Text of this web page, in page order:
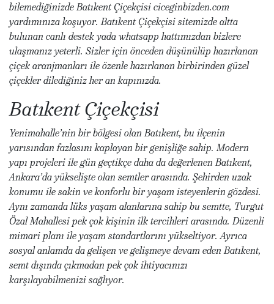
bilemediğinizde Batıkent Çiçekçisi ciceginbizden.com
yardımınıza koşuyor. Batıkent Çiçekçisi sitemizde altta
bulunan canlı destek yada whatsapp hattımızdan bizlere
ulaşmanız yeterli. Sizler için önceden düşünülüp hazırlanan
çiçek aranjmanları ile özenle hazırlanan birbirinden güzel
çiçekler dilediğiniz her an kapınızda.
Batıkent Çiçekçisi
Yenimahalle’nin bir bölgesi olan Batıkent, bu ilçenin
yarısından fazlasını kaplayan bir genişliğe sahip. Modern
yapı projeleri ile gün geçtikçe daha da değerlenen Batıkent,
Ankara’da yükselişte olan semtler arasında. Şehirden uzak
konumu ile sakin ve konforlu bir yaşam isteyenlerin gözdesi.
Aynı zamanda lüks yaşam alanlarına sahip bu semtte, Turgut
Özal Mahallesi pek çok kişinin ilk tercihleri arasında. Düzenli
mimari planı ile yaşam standartlarını yükseltiyor. Ayrıca
sosyal anlamda da gelişen ve gelişmeye devam eden Batıkent,
semt dışında çıkmadan pek çok ihtiyacınızı
karşılayabilmenizi sağlıyor.